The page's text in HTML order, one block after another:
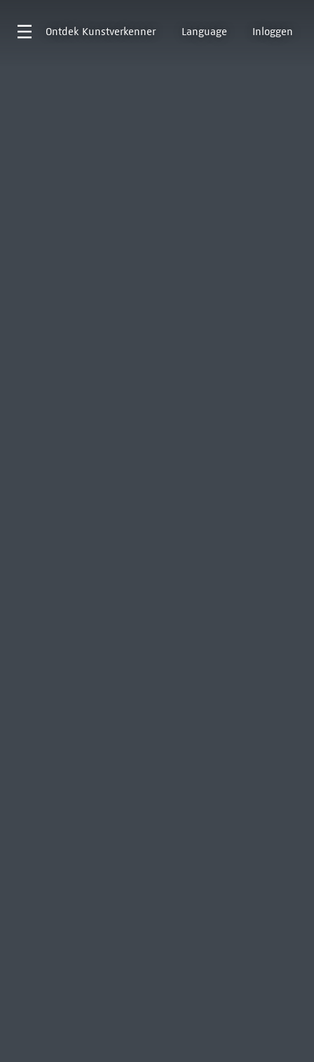
Ontdek Kunstverkenner Language Inloggen